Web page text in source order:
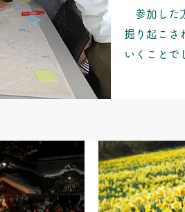
参加した
掘り起こさ
いくことで